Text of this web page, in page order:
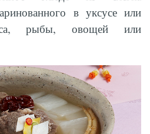
в уксусе или
рыбы, овощей или